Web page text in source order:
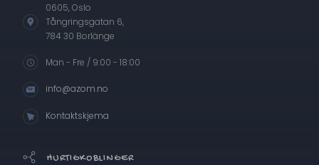
0605, Oslo
Tångringsgatan 6,
784 30 Borlänge
Man - Fre / 9:00 - 18:00
info@azom.no
Kontaktskjema
HURTIGKOBLINGER